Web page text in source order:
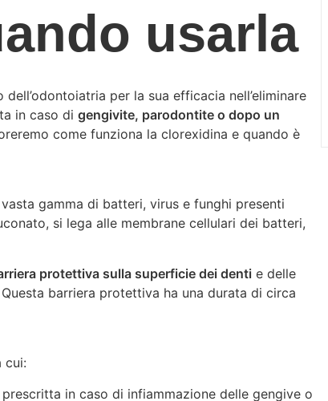
usarla
per la sua efficacia nell’eliminare
in caso di gengivite, parodontite o dopo un
come funziona la clorexidina e quando è
gamma di batteri, virus e funghi presenti
si lega alle membrane cellulari dei batteri,
protettiva sulla superficie dei denti e delle
barriera protettiva ha una durata di circa
cui:
in caso di infiammazione delle gengive o